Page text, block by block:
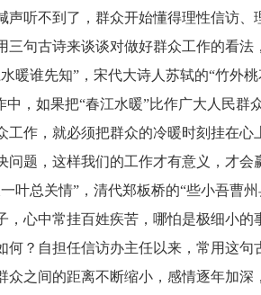
声听不到了，群众开始懂得理性信访、
三句古诗来谈谈对做好群众工作的看法
暖谁先知”，宋代大诗人苏轼的“竹外
中，如果把“春江水暖”比作广大人民
工作，就必须把群众的冷暖时刻挂在
问题，这样我们的工作才有意义，才会
叶总关情”，清代郑板桥的“些小吾曹
，心中常挂百姓疾苦，哪怕是极细小的
何？自担任信访办主任以来，常用这
众之间的距离不断缩小，感情逐年加